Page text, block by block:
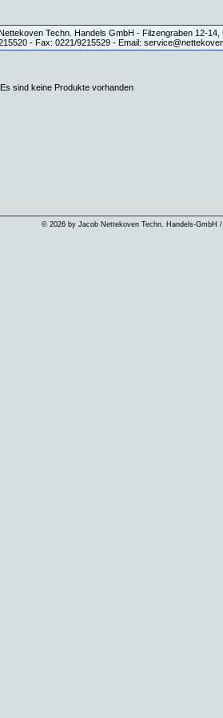
Es sind keine Produkte vorhanden
© 2026 by Jacob Nettekoven Techn. Handels-GmbH /